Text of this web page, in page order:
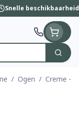
Snelle beschikbaarheid
Zoek
/ Ogen / Creme -